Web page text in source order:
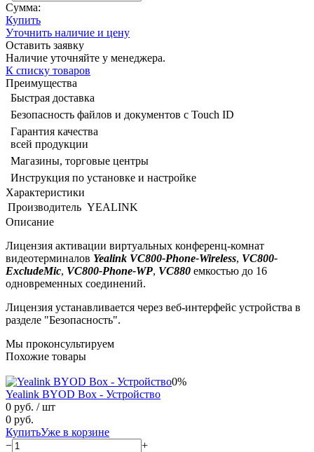
Сумма:
Купить
Уточнить наличие и цену
Оставить заявку
Наличие уточняйте у менеджера.
К списку товаров
Преимущества
Быстрая доставка
Безопасность файлов и документов с Touch ID
Гарантия качества
всей продукции
Магазины, торговые центры
Инструкция по установке и настройке
Характеристики
Производитель YEALINK
Описание
Лицензия активации виртуальных конференц-комнат
видеотерминалов Yealink VC800-Phone-Wireless, VC800-
ExcludeMic, VC800-Phone-WP, VC880 емкостью до 16
одновременных соединений.
Лицензия устанавливается через веб-интерфейс устройства в
разделе "Безопасность".
Мы проконсультируем
Похожие товары
0%
Yealink BYOD Box - Устройство
0 руб. / шт
0 руб.
КупитьУже в корзине
−
+